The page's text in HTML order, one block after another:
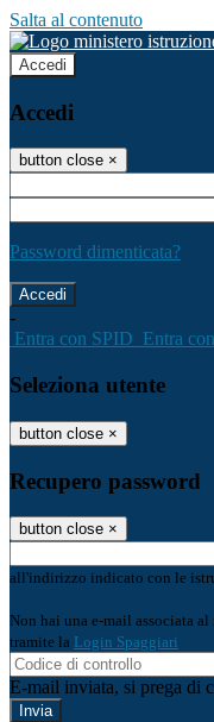
Salta al contenuto
Accedi
Accedi
button close ×
Password dimenticata?
-
Entra con SPID Entra
Seleziona utente
button close ×
Recupero password
button close ×
all'indirizzo indicato con le
Non hai una e-mail associata
tramite la Login Spaggiari
E-mail inviata, si prega di